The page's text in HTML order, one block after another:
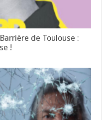
de Toulouse :
!